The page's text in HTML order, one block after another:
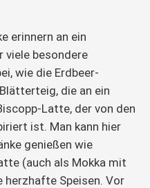
erinnern an ein
viele besondere
wie die Erdbeer-
die an ein
Latte, der von den
ist. Man kann hier
genießen wie
(auch als Mokka mit
herzhafte Speisen. Vor